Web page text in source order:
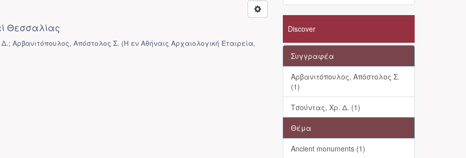
Θεσσαλίας
Αρβανιτόπουλος, Απόστολος Σ. (Η εν Αθήναις Αρχαιολογική Εταιρεία,
Discover
Συγγραφέα
Αρβανιτόπουλος, Απόστολος Σ.
(1)
Τσούντας, Χρ. Δ. (1)
Θέμα
Ancient monuments (1)